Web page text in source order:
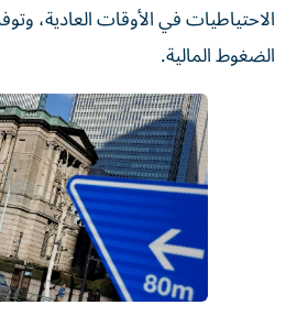
الاحتياطيات في الأوقات العادية،
الضغوط المالية.